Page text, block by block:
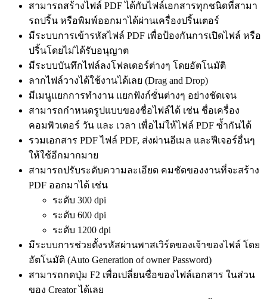
สามารถสร้างไฟล์ PDF ได้กับไฟล์เอกสารทุกชนิดที่สามา
รถปริ้น หรือพิมพ์ออกมาได้ผ่านเครื่องปริ้นเตอร์
มีระบบการเข้ารหัสไฟล์ PDF เพื่อป้องกันการเปิดไฟล์ หรือ
ปริ้นโดยไม่ได้รับอนุญาต
มีระบบบันทึกไฟล์ลงโฟลเดอร์ต่างๆ โดยอัตโนมัติ
ลากไฟล์วางได้ใช้งานได้เลย (Drag and Drop)
มีเมนูแยกการทำงาน แยกฟังก์ชั่นต่างๆ อย่างชัดเจน
สามารถกำหนดรูปแบบของชื่อไฟล์ได้ เช่น ชื่อเครื่อง
คอมพิวเตอร์ วัน และ เวลา เพื่อไม่ให้ไฟล์ PDF ซ้ำกันได้
รวมเอกสาร PDF ไฟล์ PDF, ส่งผ่านอีเมล และฟีเจอร์อื่นๆ
ให้ใช้อีกมากมาย
สามารถปรับระดับความละเอียด คมชัดของงานที่จะสร้าง
PDF ออกมาได้ เช่น
ระดับ 300 dpi
ระดับ 600 dpi
ระดับ 1200 dpi
มีระบบการช่วยตั้งรหัสผ่านพาสเวิร์ดของเจ้าของไฟล์ โดย
อัตโนมัติ (Auto Generation of owner Password)
สามารถกดปุ่ม F2 เพื่อเปลี่ยนชื่อของไฟล์เอกสาร ในส่วน
ของ Creator ได้เลย